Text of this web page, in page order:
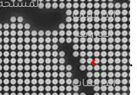
الدراسات
الأوروبية
الدراسات
المسلحة